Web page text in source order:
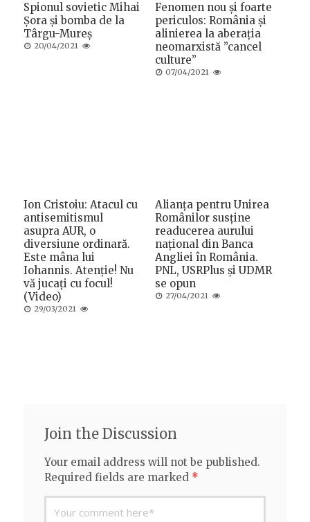
Spionul sovietic Mihai
Șora și bomba de la
Târgu-Mureș
Posted
20/04/2021
Fenomen nou și foarte
periculos: România și
alinierea la aberația
neomarxistă ”cancel
culture”
Posted
07/04/2021
Ion Cristoiu: Atacul cu
antisemitismul
asupra AUR, o
diversiune ordinară.
Este mâna lui
Iohannis. Atenție! Nu
vă jucați cu focul!
(Video)
Posted
29/03/2021
Alianța pentru Unirea
Românilor susține
readucerea aurului
național din Banca
Angliei în România.
PNL, USRPlus și UDMR
se opun
Posted
27/04/2021
Join the Discussion
Your email address will not be published.
Required fields are marked *